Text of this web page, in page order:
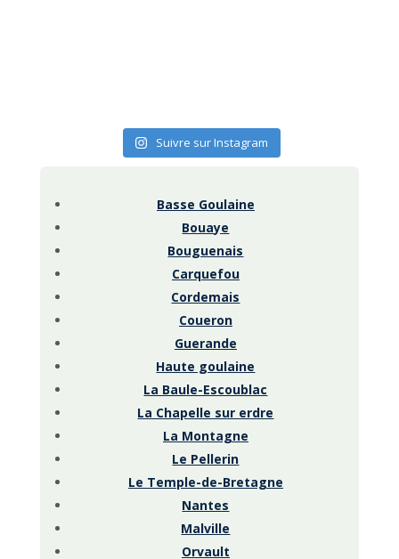
Suivre sur Instagram
Basse Goulaine
Bouaye
Bouguenais
Carquefou
Cordemais
Coueron
Guerande
Haute goulaine
La Baule-Escoublac
La Chapelle sur erdre
La Montagne
Le Pellerin
Le Temple-de-Bretagne
Nantes
Malville
Orvault